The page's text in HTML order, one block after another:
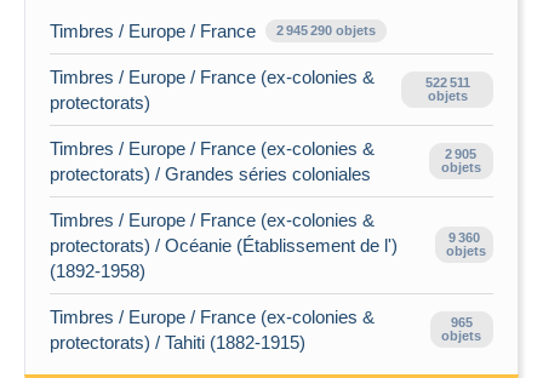
Timbres / Europe / France 2 945 290 objets
Timbres / Europe / France (ex-colonies &
protectorats)
522 511
objets
Timbres / Europe / France (ex-colonies &
protectorats) / Grandes séries coloniales
2 905
objets
Timbres / Europe / France (ex-colonies &
protectorats) / Océanie (Établissement de l')
(1892-1958)
9 360
objets
Timbres / Europe / France (ex-colonies &
protectorats) / Tahiti (1882-1915)
965
objets